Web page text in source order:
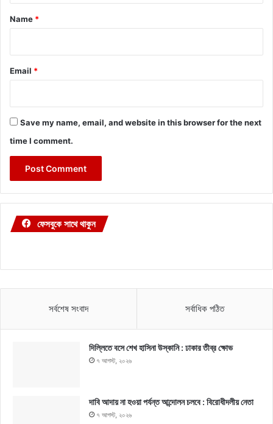
*
Name *
Email *
Save my name, email, and website in this browser for the next
time I comment.
ফেসবুকে সাথে থাকুন
সর্বশেষ সংবাদ সর্বাধিক পঠিত
দিল্লিতে বসে শেখ হাসিনা উস্কানি : ঢাকার তীব্র ক্ষোভ
৭ আগস্ট, ২০২৬
দাবি আদায় না হওয়া পর্যন্ত আন্দোলন চলবে : বিরোধীদলীয় নেতা
৭ আগস্ট, ২০২৬